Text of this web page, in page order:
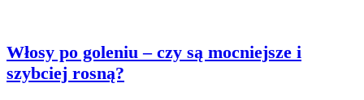
Włosy po goleniu – czy są mocniejsze i
szybciej rosną?